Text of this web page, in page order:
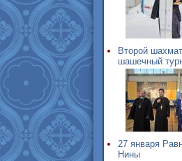
Второй
шашечный
27 января
Нины